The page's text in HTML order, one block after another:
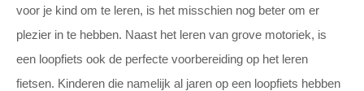
voor je kind om te leren, is het misschien nog beter om er
plezier in te hebben. Naast het leren van grove motoriek, is
een loopfiets ook de perfecte voorbereiding op het leren
fietsen. Kinderen die namelijk al jaren op een loopfiets hebben